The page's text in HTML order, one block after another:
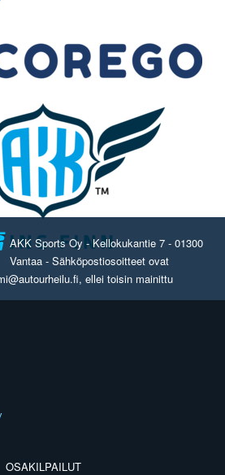
AKK Sports Oy - Kellokukantie 7 - 01300
Vantaa - Sähköpostiosoitteet ovat
ellei toisin mainittu
OSAKILPAILUT